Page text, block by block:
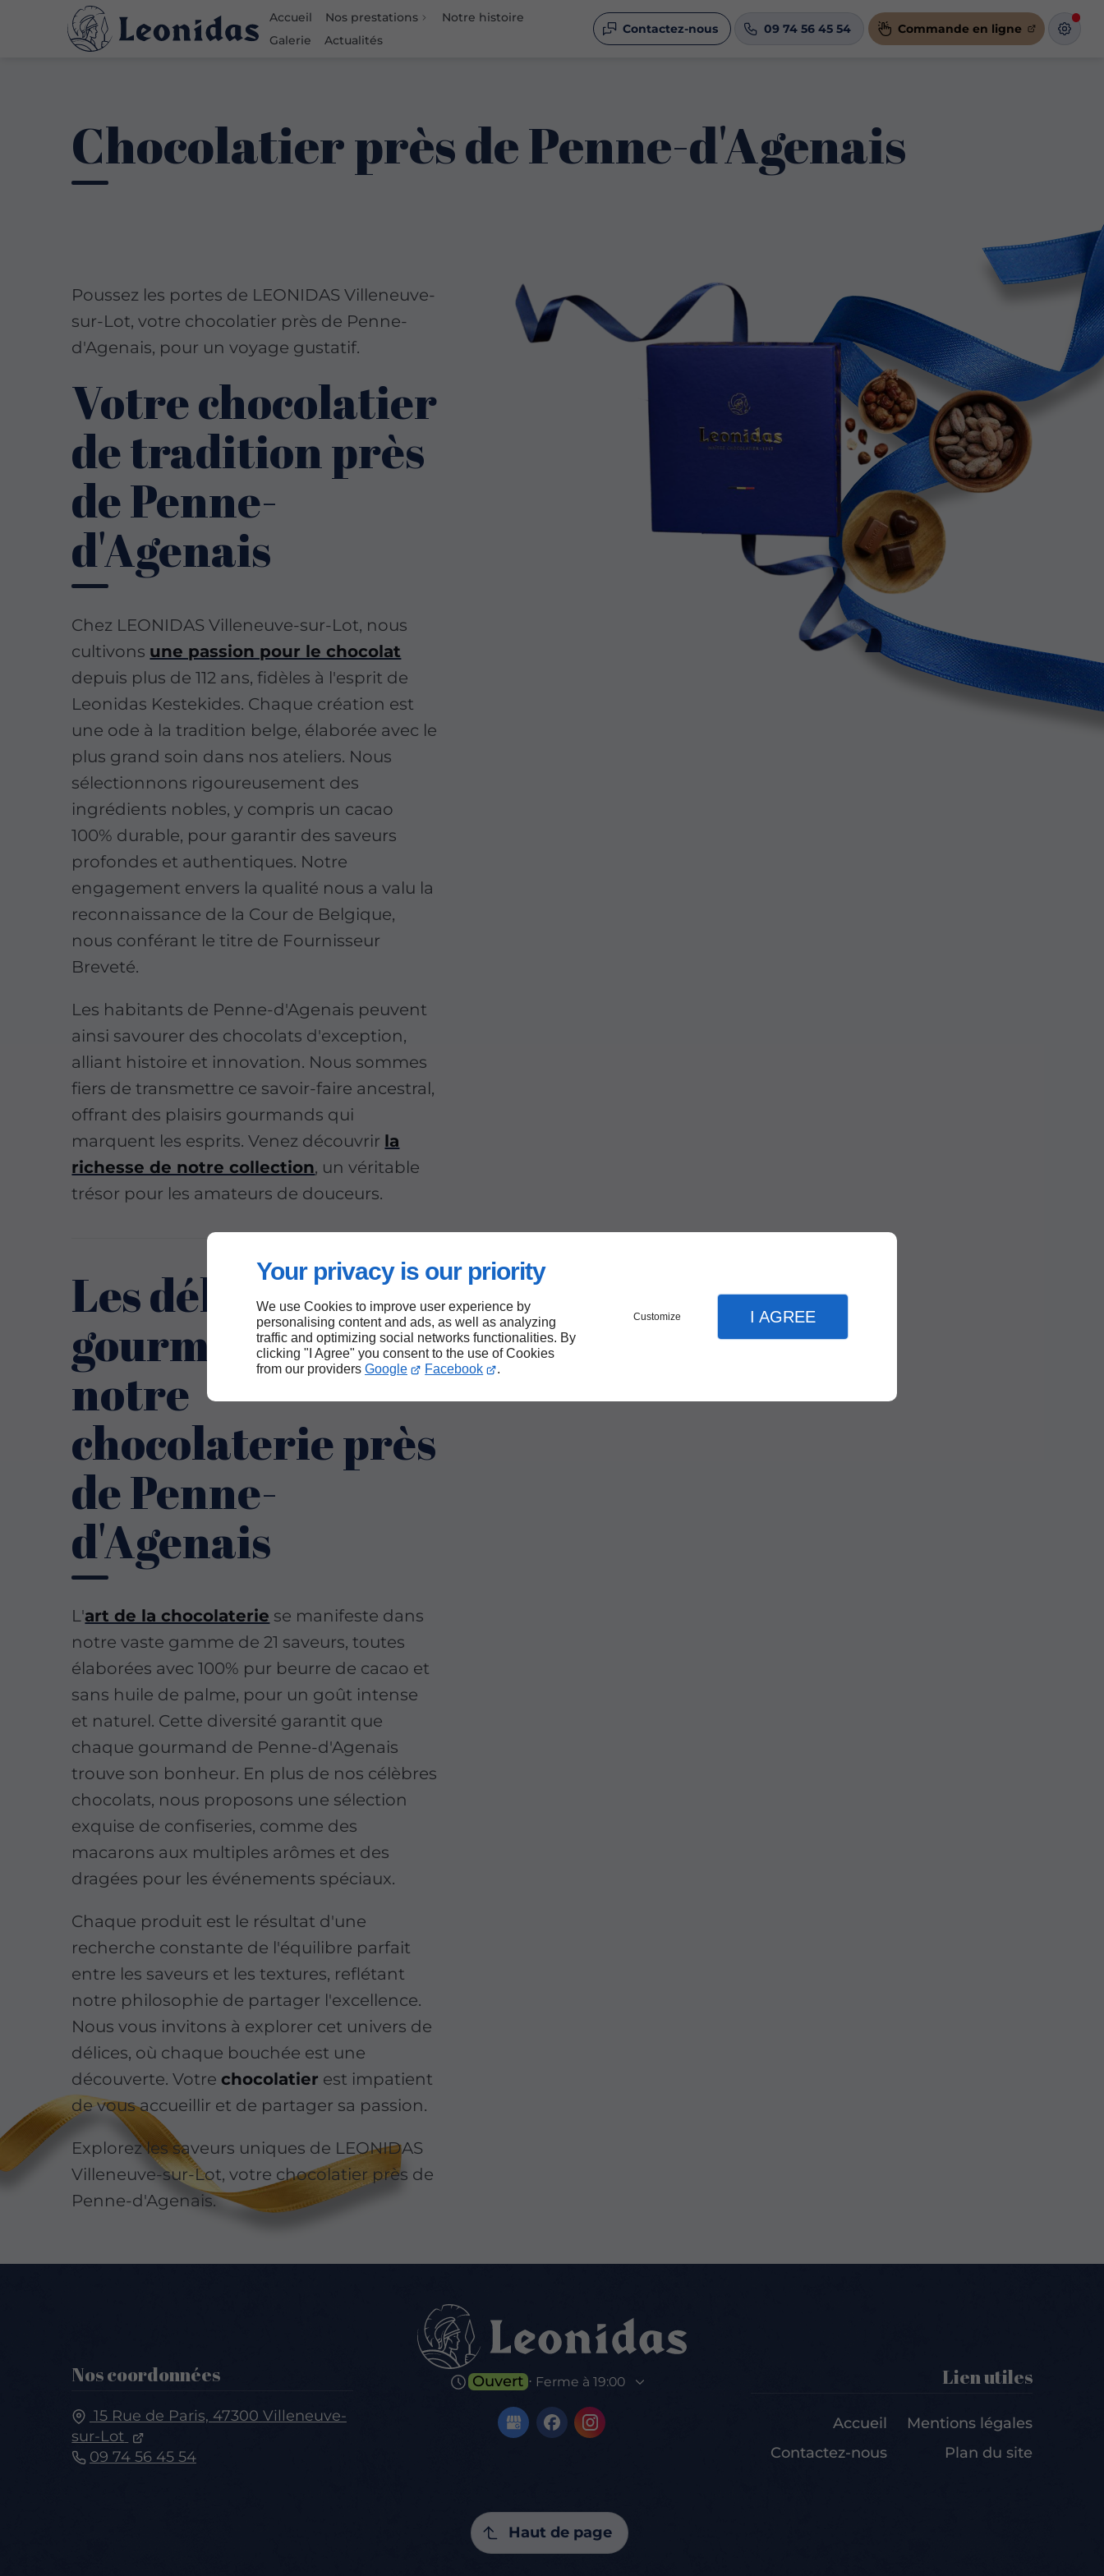
Your privacy is our priority
We use Cookies to improve user experience by
personalising content and ads, as well as analyzing
traffic and optimizing social networks functionalities. By
clicking "I Agree" you consent to the use of Cookies
from our providers Google Facebook .
Customize I AGREE
Accueil Nos prestations
Notre histoire
Galerie
Actualités
Contactez-nous 09 74 56 45 54 Commande en ligne
Chocolatier près de Penne-d'Agenais
Poussez les portes de LEONIDAS Villeneuve-
sur-Lot, votre chocolatier près de Penne-
d'Agenais, pour un voyage gustatif.
Votre chocolatier
de tradition près
de Penne-
d'Agenais
Chez LEONIDAS Villeneuve-sur-Lot, nous
cultivons une passion pour le chocolat
depuis plus de 112 ans, fidèles à l'esprit de
Leonidas Kestekides. Chaque création est
une ode à la tradition belge, élaborée avec le
plus grand soin dans nos ateliers. Nous
sélectionnons rigoureusement des
ingrédients nobles, y compris un cacao
100% durable, pour garantir des saveurs
profondes et authentiques. Notre
engagement envers la qualité nous a valu la
reconnaissance de la Cour de Belgique,
nous conférant le titre de Fournisseur
Breveté.
Les habitants de Penne-d'Agenais peuvent
ainsi savourer des chocolats d'exception,
alliant histoire et innovation. Nous sommes
fiers de transmettre ce savoir-faire ancestral,
offrant des plaisirs gourmands qui
marquent les esprits. Venez découvrir la
richesse de notre collection, un véritable
trésor pour les amateurs de douceurs.
Les délices
gourmands de
notre
chocolaterie près
de Penne-
d'Agenais
L'art de la chocolaterie se manifeste dans
notre vaste gamme de 21 saveurs, toutes
élaborées avec 100% pur beurre de cacao et
sans huile de palme, pour un goût intense
et naturel. Cette diversité garantit que
chaque gourmand de Penne-d'Agenais
trouve son bonheur. En plus de nos célèbres
chocolats, nous proposons une sélection
exquise de confiseries, comme des
macarons aux multiples arômes et des
dragées pour les événements spéciaux.
Chaque produit est le résultat d'une
recherche constante de l'équilibre parfait
entre les saveurs et les textures, reflétant
notre philosophie de partager l'excellence.
Nous vous invitons à explorer cet univers de
délices, où chaque bouchée est une
découverte. Votrechocolatier est impatient
de vous accueillir et de partager sa passion.
Explorez les saveurs uniques de LEONIDAS
Villeneuve-sur-Lot, votre chocolatier près de
Penne-d'Agenais.
Nos coordonnées
15 Rue de Paris, 47300 Villeneuve-
sur-Lot
09 74 56 45 54
Ouvert ⋅ Ferme à 19:00 Lien utiles
Accueil
Contactez-nous
Mentions légales
Plan du site
Haut de page